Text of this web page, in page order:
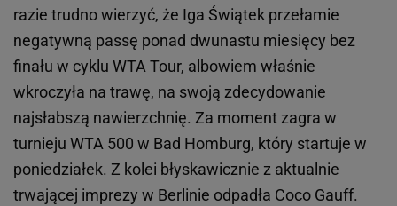
razie trudno wierzyć, że Iga Świątek przełamie
negatywną passę ponad dwunastu miesięcy bez
finału w cyklu WTA Tour, albowiem właśnie
wkroczyła na trawę, na swoją zdecydowanie
najsłabszą nawierzchnię. Za moment zagra w
turnieju WTA 500 w Bad Homburg, który startuje w
poniedziałek. Z kolei błyskawicznie z aktualnie
trwającej imprezy w Berlinie odpadła Coco Gauff.